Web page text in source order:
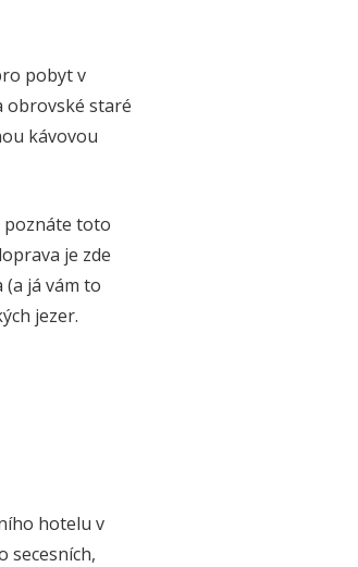
pobyt v
obrovské staré
kávovou
poznáte toto
je zde
já vám to
jezer.
hotelu v
secesních,